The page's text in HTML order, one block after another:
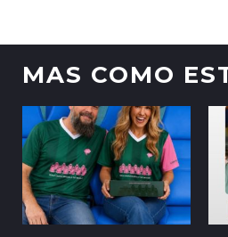
MAS COMO